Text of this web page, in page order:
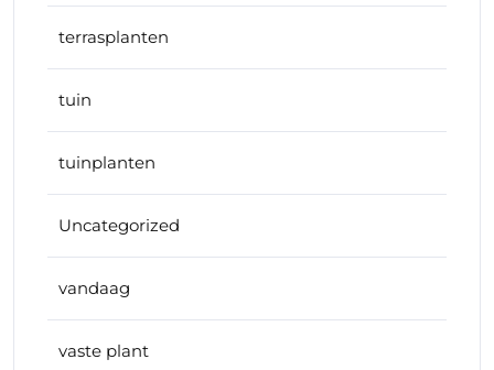
terrasplanten
tuin
tuinplanten
Uncategorized
vandaag
vaste plant